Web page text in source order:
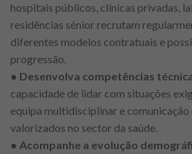
hospitais públicos, clínicas privadas,
residências sénior recrutam
diferentes modelos contratuais e
progressão.
● Desenvolva competências
capacidade de lidar com situações
equipa multidisciplinar e comunicação
valorizados no sector da saúde.
● Acompanhe a evolução